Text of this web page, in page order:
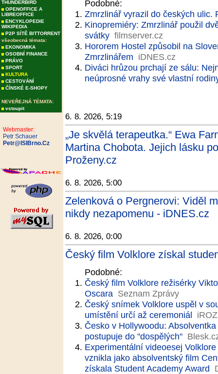
THUNDERBIRD
OPENOFFICE A
LIBREOFFICE
ENCYKLOPEDIE
WIKIPEDIA
P2P SÍTĚ BITTORRENT
všeobecná témata:
EKONOMIKA
OSOBNÍ FINANCE
PRÁVO
SPORT
KULTURA
CESTOVÁNÍ
ČÍNSKÉ E-SHOPY
NEVEŘEJNÁ TÉMATA:
vstoupit
Webmaster:
Petr Schauer
Petr@ISIBrno.Cz
Podobné:
Zmrzlinář vyrazil do českých ulic.
Kinopremiéry: Zmrzlinář použil
svátky filmserver.cz
Hororem Hostel způsobil na
Zmrzlinářem iDNES.cz
Diváci hrůzou prchají ze sálu:
neúprosné vrahy své vlastní
6. 8. 2026, 5:19
„Je skvělá terapeutka.“ Ewa
Martina Chobota. Jejich lásku
Proženy.cz
6. 8. 2026, 5:00
Zelenková o Pergnerovi: Viděl
nikdy nezapomenu - iDNES.cz
6. 8. 2026, 0:00
Český film Volklore získal
Podobné:
Český film Volklore režisérky
Oscara Seznam Zprávy
Český snímek Volklore uspěl v
umístění určí až ceremoniál
Česko v Hollywoodu:
postupuje do "dospělých"
Experimentální videoesej
vznikla jako absolventský film
získala Student Academy Award